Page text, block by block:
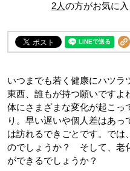
2人の方がお気に入
いつまでも若く健康にハツ
東西、誰もが持つ願いですよ
体にさまざまな変化が起こっ
り。早い遅いや個人差はあ
は訪れるできごとです。では
のでしょうか？ そして、老
ができるでしょうか？